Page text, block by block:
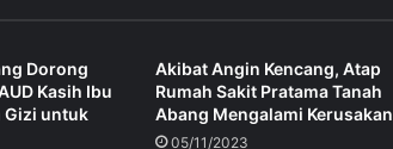
Dorong
Kasih Ibu
Gizi untuk
Akibat Angin Kencang, Atap
Rumah Sakit Pratama Tanah
Abang Mengalami Kerusakan
05/11/2023